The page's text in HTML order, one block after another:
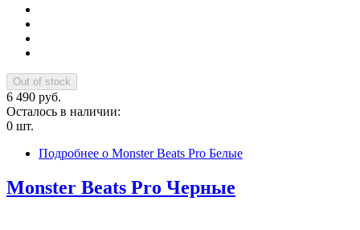
6 490 руб.
Осталось в наличии:
0 шт.
Подробнее о Monster Beats Pro Белые
Monster Beats Pro Черные